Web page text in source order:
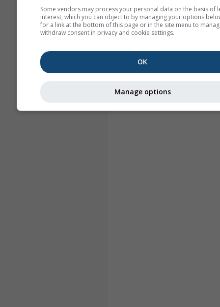
Some vendors may process your personal data on the basis of
interest, which you can object to by managing your options
for a link at the bottom of this page or in the site menu to
withdraw consent in privacy and cookie settings.
OK
Manage options